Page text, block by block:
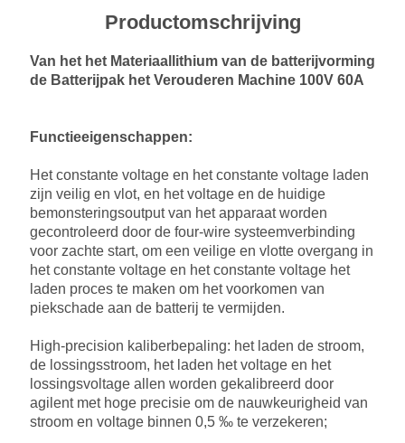
Productomschrijving
Van het het Materiaallithium van de batterijvorming
de Batterijpak het Verouderen Machine 100V 60A
Functieeigenschappen:
Het constante voltage en het constante voltage laden
zijn veilig en vlot, en het voltage en de huidige
bemonsteringsoutput van het apparaat worden
gecontroleerd door de four-wire systeemverbinding
voor zachte start, om een veilige en vlotte overgang in
het constante voltage en het constante voltage het
laden proces te maken om het voorkomen van
piekschade aan de batterij te vermijden.
High-precision kaliberbepaling: het laden de stroom,
de lossingsstroom, het laden het voltage en het
lossingsvoltage allen worden gekalibreerd door
agilent met hoge precisie om de nauwkeurigheid van
stroom en voltage binnen 0,5 ‰ te verzekeren;